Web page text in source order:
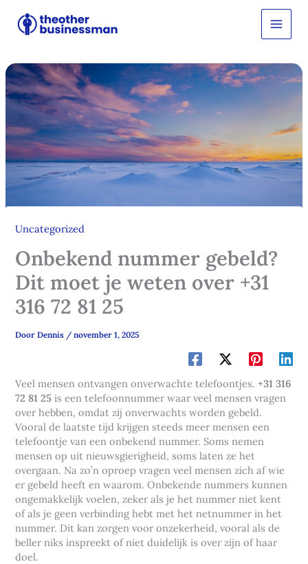
naar
Uncategorized
Onbekend nummer gebeld?
Dit moet je weten over +31
316 72 81 25
DoorDennis /november 1, 2025
Veel mensen ontvangen onverwachte telefoontjes.+31 316
72 81 25 is een telefoonnummer waar veel mensen vragen
over hebben, omdat zij onverwachts worden gebeld.
Vooral de laatste tijd krijgen steeds meer mensen een
telefoontje van een onbekend nummer. Soms nemen
mensen op uit nieuwsgierigheid, soms laten ze het
overgaan. Na zo’n oproep vragen veel mensen zich af wie
er gebeld heeft en waarom. Onbekende nummers kunnen
ongemakkelijk voelen, zeker als je het nummer niet kent
of als je geen verbinding hebt met het netnummer in het
nummer. Dit kan zorgen voor onzekerheid, vooral als de
beller niks inspreekt of niet duidelijk is over zijn of haar
doel.
o
e
e
n